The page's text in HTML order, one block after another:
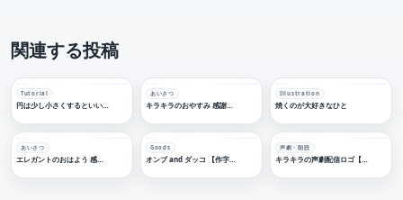
関連する投稿
Tutorial
円は少し小さくするといい感じになる。
あいさつ
キラキラのおやすみ 感謝配信ロゴ【フリー素材・サムネ素材】
Illustration
焼くのが大好きなひと
あいさつ
エレガントのおはよう 感謝配信ロゴ【フリー素材・サムネ素材】
Goods
オンブ and ダッコ 【作字・ロゴデザイン】
声劇・朗読
キラキラの声劇配信ロゴ【フリー素材・サムネ素材】